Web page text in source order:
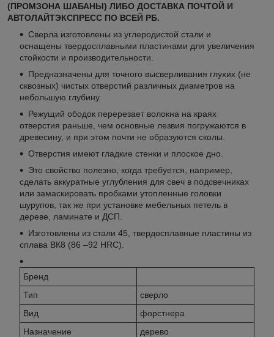
(ПРОМЗОНА ШАБАНЫ) ЛИБО ДОСТАВКА ПОЧТОЙ И
АВТОЛАЙТЭКСПРЕСС ПО ВСЕЙ РБ.
Сверла изготовлены из углеродистой стали и
оснащены твердосплавными пластинами для увеличения
стойкости и производительности.
Предназначены для точного высверливания глухих (не
сквозных) чистых отверстий различных диаметров на
небольшую глубину.
Режущий ободок перерезает волокна на краях
отверстия раньше, чем основные лезвия погружаются в
древесину, и при этом почти не образуются сколы.
Отверстия имеют гладкие стенки и плоское дно.
Это свойство полезно, когда требуется, например,
сделать аккуратные углубления для свеч в подсвечниках
или замаскировать пробками утопленные головки
шурупов, так же при установке мебельных петель в
дереве, ламинате и ДСП.
Изготовлены из стали 45, твердосплавные пластины из
сплава ВК8 (86 –92 HRC).
Бренд
Тип
сверло
Вид
форстнера
Назначение
дерево